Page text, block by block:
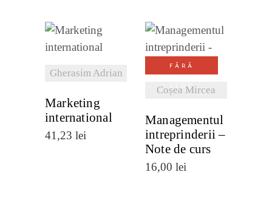
Gherasim Adrian
Marketing
international
41,23 lei
FĂRĂ
STOC
Coșea Mircea
VEZI
DETALII
Managementul
intreprinderii –
Note de curs
16,00 lei